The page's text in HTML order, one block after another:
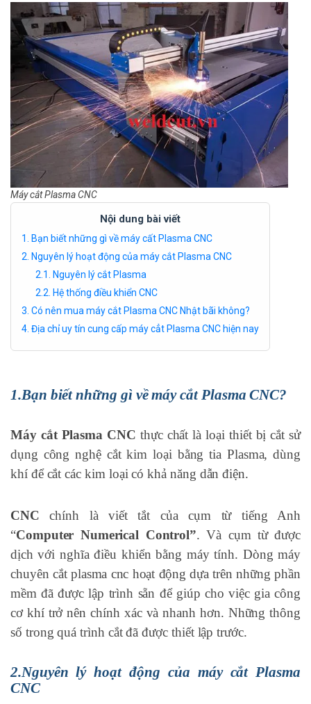
Máy cắt Plasma CNC
Nội dung bài viết
1. Bạn biết những gì về máy cất Plasma CNC
2. Nguyên lý hoạt động của máy cắt Plasma CNC
2.1. Nguyên lý cắt Plasma
2.2. Hệ thống điều khiển CNC
3. Có nên mua máy cắt Plasma CNC Nhật bãi không?
4. Địa chỉ uy tín cung cấp máy cẳt Plasma CNC hiện nay
1.Bạn biết những gì về máy cắt Plasma CNC?
Máy cắt Plasma CNC thực chất là loại thiết bị cắt sử
dụng công nghệ cắt kim loại bằng tia Plasma, dùng
khí để cắt các kim loại có khả năng dẫn điện.
CNC chính là viết tắt của cụm từ tiếng Anh
“Computer Numerical Control”. Và cụm từ được
dịch với nghĩa điều khiển bằng máy tính. Dòng máy
chuyên cắt plasma cnc hoạt động dựa trên những phần
mềm đã được lập trình sẵn để giúp cho việc gia công
cơ khí trở nên chính xác và nhanh hơn. Những thông
số trong quá trình cắt đã được thiết lập trước.
2.Nguyên lý hoạt động của máy cắt Plasma
CNC